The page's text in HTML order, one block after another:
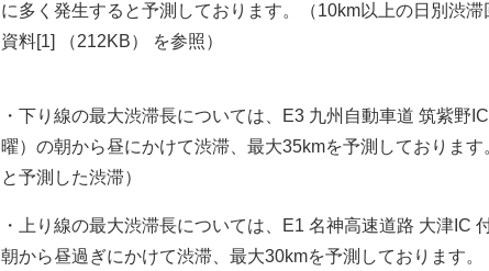
に多く発生すると予測しております。（10km以上の日別渋
資料[1] （212KB） を参照）
・下り線の最大渋滞長については、E3 九州自動車道 筑紫野
曜）の朝から昼にかけて渋滞、最大35kmを予測しておりま
と予測した渋滞）
・上り線の最大渋滞長については、E1 名神高速道路 大津IC
朝から昼過ぎにかけて渋滞、最大30kmを予測しております